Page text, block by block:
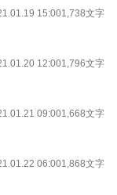
15:001,738文字
12:001,796文字
09:001,668文字
06:001,868文字